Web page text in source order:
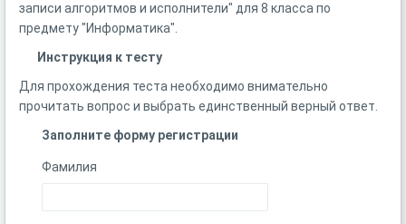
записи алгоритмов и исполнители" для 8 класса по
предмету "Информатика".
Инструкция к тесту
Для прохождения теста необходимо внимательно
прочитать вопрос и выбрать единственный верный ответ.
Заполните форму регистрации
Фамилия